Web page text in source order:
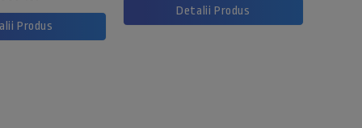
Produs
Detalii Produs